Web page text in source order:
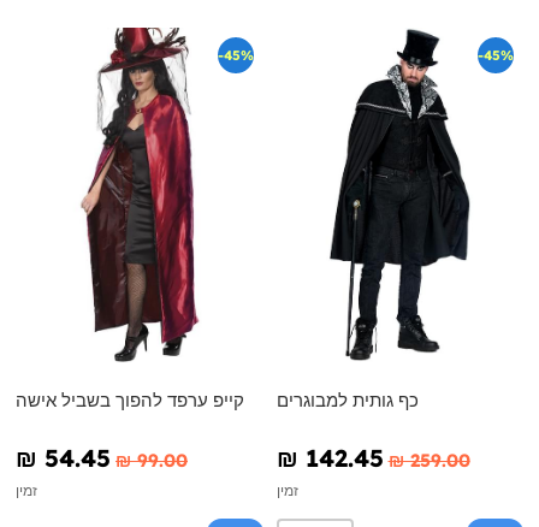
-45%
קייפ ערפד להפוך בשביל אישה
₪‎ 54.45 ₪‎ 99.00
זמין
-45%
כף גותית למבוגרים
₪‎ 142.45 ₪‎ 259.00
זמין